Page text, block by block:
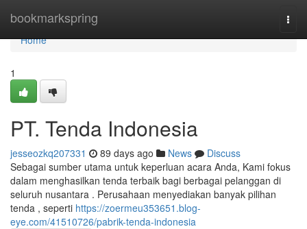
bookmarkspring
Home
Home
1
PT. Tenda Indonesia
jesseozkq207331 89 days ago News
Discuss
Sebagai sumber utama untuk keperluan acara Anda, Kami fokus
dalam menghasilkan tenda terbaik bagi berbagai pelanggan di
seluruh nusantara . Perusahaan menyediakan banyak pilihan
tenda , seperti https://zoermeu353651.blog-
eye.com/41510726/pabrik-tenda-indonesia